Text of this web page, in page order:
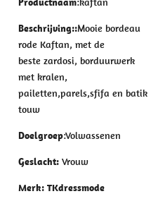
Beschrijving::Mooie bordeau
rode Kaftan, met de
beste zardosi, borduurwerk
met kralen,
pailetten,parels,sfifa en batik
touw
Doelgroep:Volwassenen
Geslacht: Vrouw
Merk: TKdressmode